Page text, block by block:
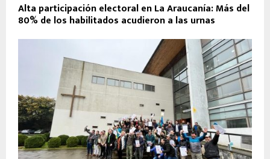
Alta participación electoral en La Araucanía: Más del
80% de los habilitados acudieron a las urnas